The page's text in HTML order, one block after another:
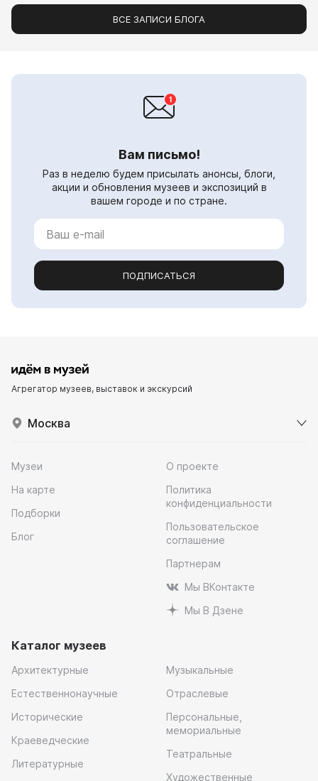
ВСЕ ЗАПИСИ БЛОГА
Вам письмо!
Раз в неделю будем присылать анонсы, блоги,
акции и обновления музеев и экспозиций в
вашем городе и по стране.
ПОДПИСАТЬСЯ
Агрегатор музеев, выставок и экскурсий
Москва
Музеи
На карте
Подборки
Блог
О проекте
Политика
конфиденциальности
Пользовательское
соглашение
Партнерам
Мы ВКонтакте
Мы В Дзене
Каталог музеев
Архитектурные
Естественнонаучные
Исторические
Краеведческие
Литературные
Музыкальные
Отраслевые
Персональные,
мемориальные
Театральные
Художественные